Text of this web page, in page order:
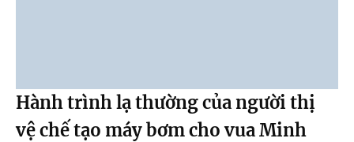
Hành trình lạ thường của người thị
vệ chế tạo máy bơm cho vua Minh